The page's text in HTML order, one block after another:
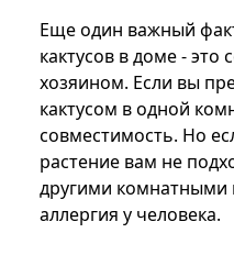
Еще один важный
кактусов в доме - это
хозяином. Если вы
кактусом в одной
совместимость. Но
растение вам не
другими комнатными
аллергия у человека.